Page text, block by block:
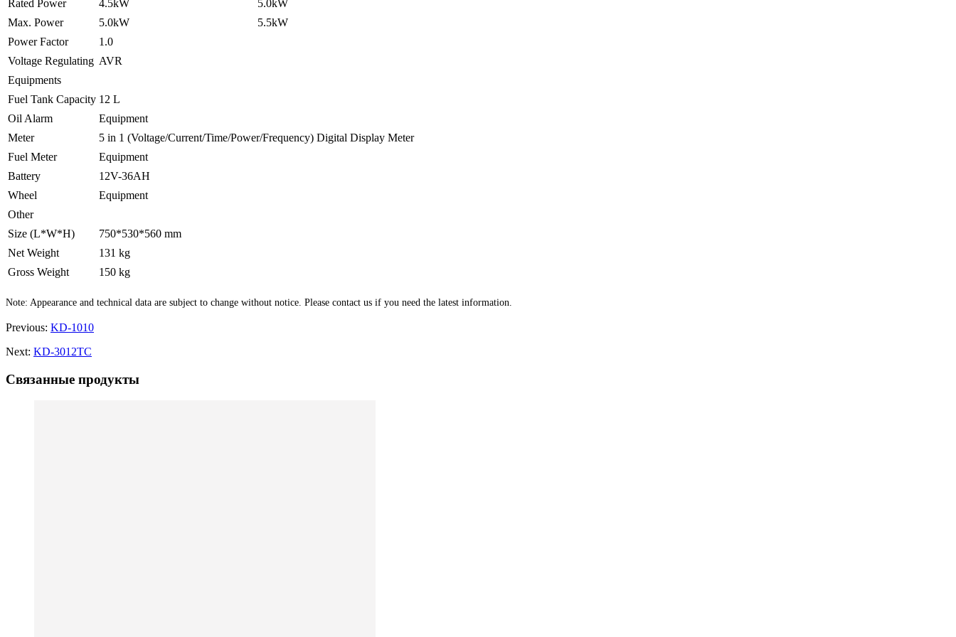
Rated Power 4.5kW
5.0kW
Max. Power
5.0kW
5.5kW
Power Factor
1.0
Voltage Regulating AVR
Equipments
Fuel Tank Capacity 12 L
Oil Alarm
Equipment
Meter
5 in 1 (Voltage/Current/Time/Power/Frequency) Digital Display Meter
Fuel Meter
Equipment
Battery
12V-36AH
Wheel
Equipment
Other
Size (L*W*H)
750*530*560 mm
Net Weight
131 kg
Gross Weight
150 kg
Note: Appearance and technical data are subject to change without notice. Please contact us if you need the latest information.
Previous: KD-1010
Next: KD-3012TC
Связанные продукты